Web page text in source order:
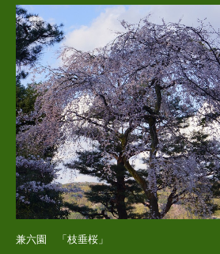
兼六園 「枝垂桜」